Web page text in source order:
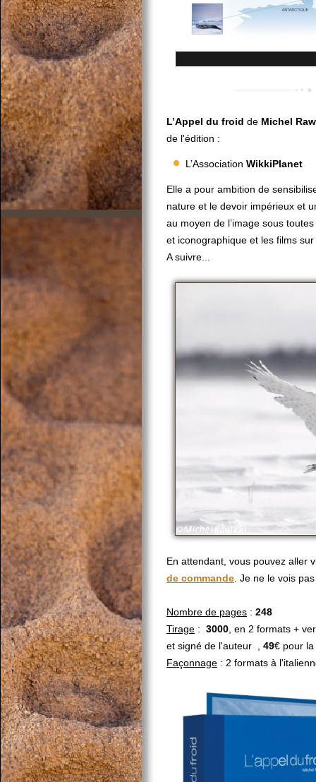
L’Appel du froid de Michel
de l'édition :
L’Association WikkiPlanet
Elle a pour ambition de
nature et le devoir impérieux et
au moyen de l’image sous
et iconographique et les films
A suivre...
En attendant, vous pouvez aller
de commande . Je ne le vois
Nombre de pages : 248
Tirage : 3000 , en 2 formats +
et signé de l'auteur , 49€ pour
Façonnage : 2 formats à